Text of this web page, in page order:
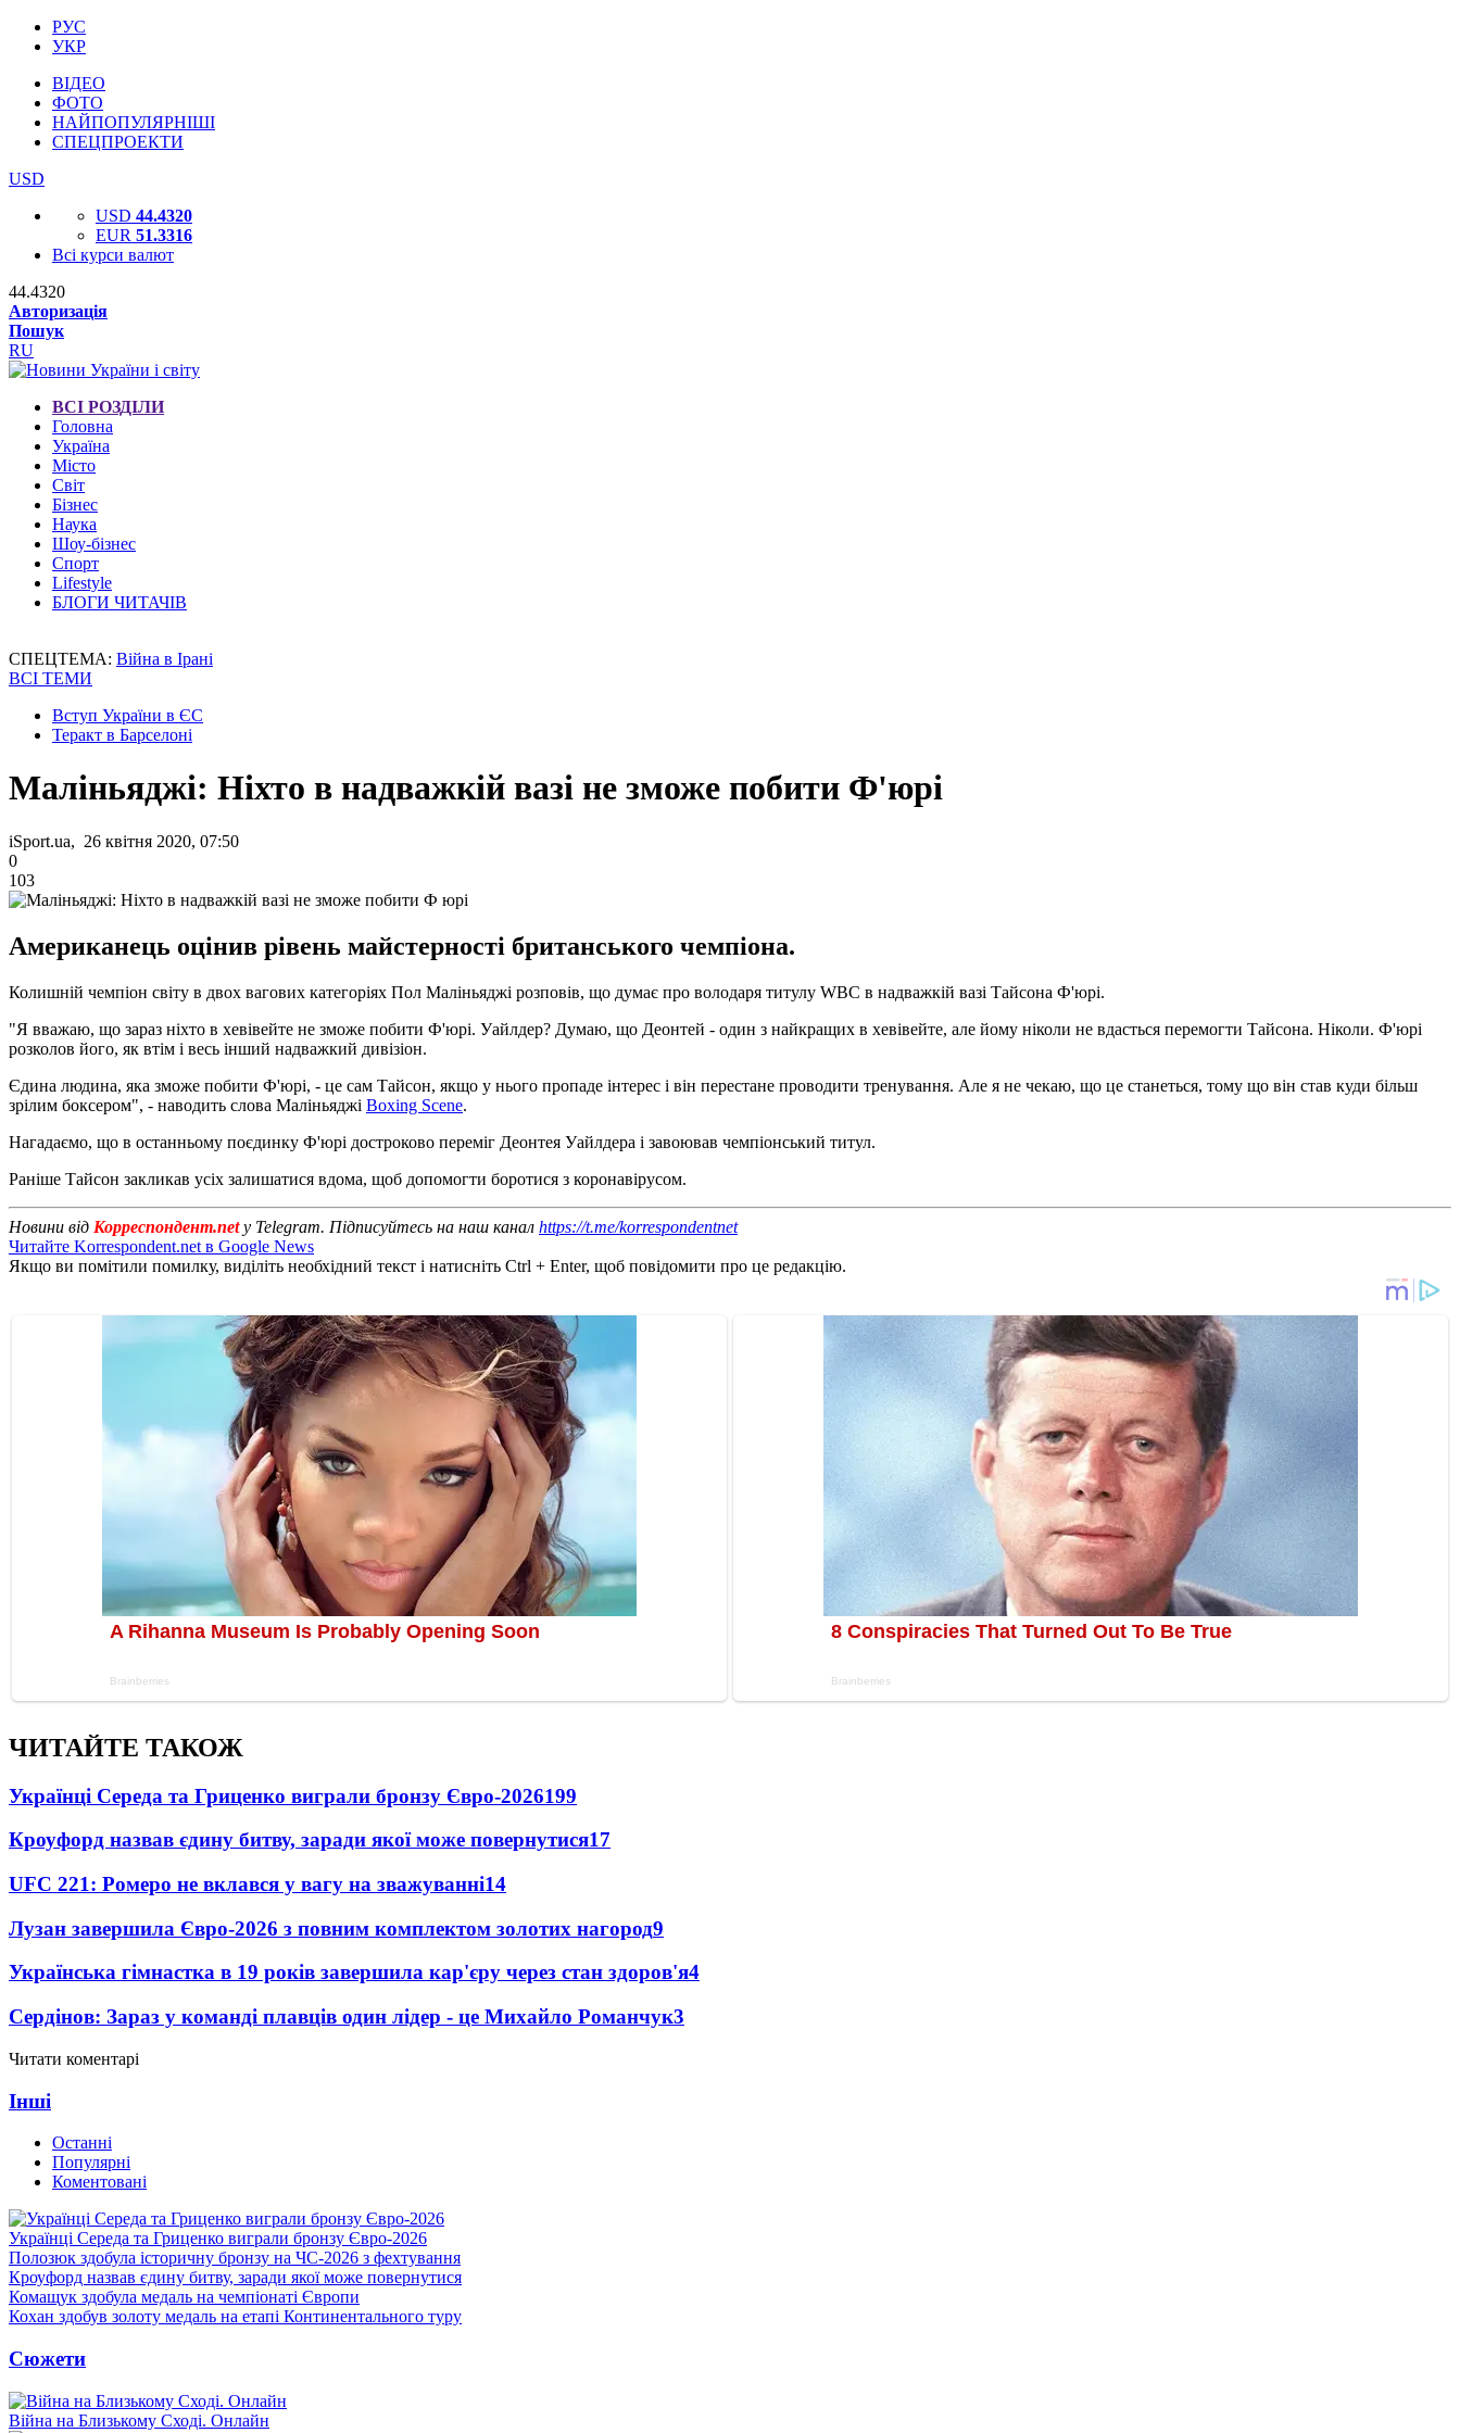
РУС
УКР
ВІДЕО
ФОТО
НАЙПОПУЛЯРНІШІ
СПЕЦПРОЕКТИ
USD
USD 44.4320
EUR 51.3316
Всі курси валют
44.4320
Авторизація
Пошук
RU
ВСІ РОЗДІЛИ
Головна
Україна
Місто
Світ
Бізнес
Наука
Шоу-бізнес
Спорт
Lifestyle
БЛОГИ ЧИТАЧІВ
СПЕЦТЕМА: Війна в Ірані
ВСІ ТЕМИ
Вступ України в ЄС
Теракт в Барселоні
Маліньяджі: Ніхто в надважкій вазі не зможе побити Ф'юрі
iSport.ua, 26 квітня 2020, 07:50
0
103
Американець оцінив рівень майстерності британського чемпіона.
Колишній чемпіон світу в двох вагових категоріях Пол Маліньяджі розповів, що думає про володаря титулу WBC в надважкій вазі Тайсона Ф'юрі.
"Я вважаю, що зараз ніхто в хевівейте не зможе побити Ф'юрі. Уайлдер? Думаю, що Деонтей - один з найкращих в хевівейте, але йому ніколи не вдасться перемогти Тайсона. Ніколи. Ф'юрі
розколов його, як втім і весь інший надважкий дивізіон.
Єдина людина, яка зможе побити Ф'юрі, - це сам Тайсон, якщо у нього пропаде інтерес і він перестане проводити тренування. Але я не чекаю, що це станеться, тому що він став куди більш
зрілим боксером", - наводить слова Маліньяджі Boxing Scene.
Нагадаємо, що в останньому поєдинку Ф'юрі достроково переміг Деонтея Уайлдера і завоював чемпіонський титул.
Раніше Тайсон закликав усіх залишатися вдома, щоб допомогти боротися з коронавірусом.
Новини від Корреспондент.netу Telegram. Підписуйтесь на наш канал https://t.me/korrespondentnet
Читайте Korrespondent.net в Google News
Якщо ви помітили помилку, виділіть необхідний текст і натисніть Ctrl + Enter, щоб повідомити про це редакцію.
ЧИТАЙТЕ ТАКОЖ
Українці Середа та Гриценко виграли бронзу Євро-2026199
Кроуфорд назвав єдину битву, заради якої може повернутися17
UFC 221: Ромеро не вклався у вагу на зважуванні14
Лузан завершила Євро-2026 з повним комплектом золотих нагород9
Українська гімнастка в 19 років завершила кар'єру через стан здоров'я4
Сердінов: Зараз у команді плавців один лідер - це Михайло Романчук3
Читати коментарі
Інші
Останні
Популярні
Коментовані
Українці Середа та Гриценко виграли бронзу Євро-2026
Полозюк здобула історичну бронзу на ЧС-2026 з фехтування
Кроуфорд назвав єдину битву, заради якої може повернутися
Комащук здобула медаль на чемпіонаті Європи
Кохан здобув золоту медаль на етапі Континентального туру
Сюжети
Війна на Близькому Сході. Онлайн